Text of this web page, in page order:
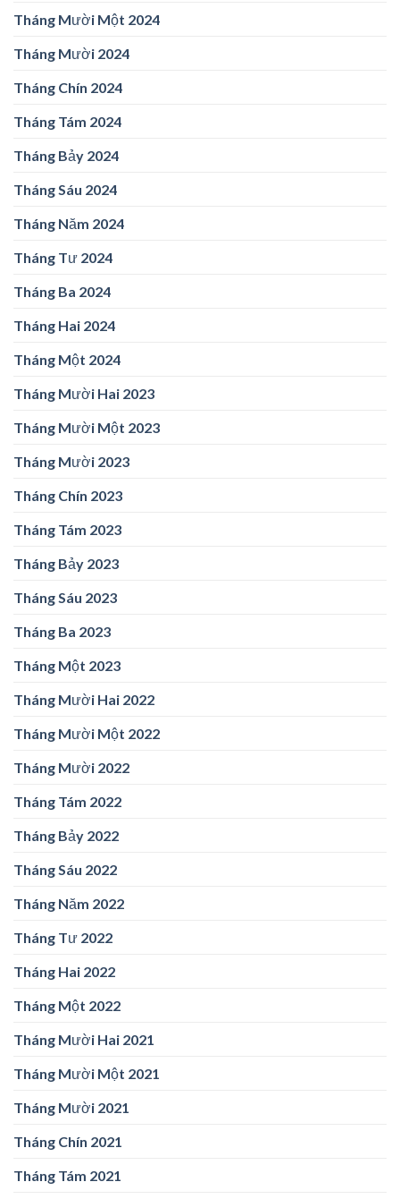
Tháng Mười Một 2024
Tháng Mười 2024
Tháng Chín 2024
Tháng Tám 2024
Tháng Bảy 2024
Tháng Sáu 2024
Tháng Năm 2024
Tháng Tư 2024
Tháng Ba 2024
Tháng Hai 2024
Tháng Một 2024
Tháng Mười Hai 2023
Tháng Mười Một 2023
Tháng Mười 2023
Tháng Chín 2023
Tháng Tám 2023
Tháng Bảy 2023
Tháng Sáu 2023
Tháng Ba 2023
Tháng Một 2023
Tháng Mười Hai 2022
Tháng Mười Một 2022
Tháng Mười 2022
Tháng Tám 2022
Tháng Bảy 2022
Tháng Sáu 2022
Tháng Năm 2022
Tháng Tư 2022
Tháng Hai 2022
Tháng Một 2022
Tháng Mười Hai 2021
Tháng Mười Một 2021
Tháng Mười 2021
Tháng Chín 2021
Tháng Tám 2021